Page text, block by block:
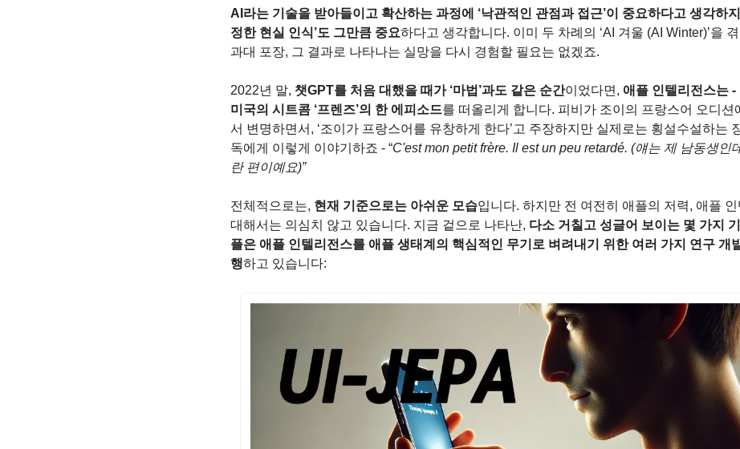
AI라는 기술을 받아들이고 확산하는 과정에 ‘낙관적인 관점과 접근’이 중요하다고 생각하
정한 현실 인식’도 그만큼 중요하다고 생각합니다. 이미 두 차례의 ‘AI 겨울 (AI Winter)’을
과대 포장, 그 결과로 나타나는 실망을 다시 경험할 필요는 없겠죠.
2022년 말, 챗GPT를 처음 대했을 때가 ‘마법’과도 같은 순간이었다면, 애플 인텔리전스는
미국의 시트콤 ‘프렌즈’의 한 에피소드를 떠올리게 합니다. 피비가 조이의 프랑스어 오디션
서 변명하면서, ‘조이가 프랑스어를 유창하게 한다’고 주장하지만 실제로는 횡설수설하는
독에게 이렇게 이야기하죠 - “C'est mon petit frère. Il est un peu retardé. (얘는 제 남동생인
란 편이예요)”
전체적으로는, 현재 기준으로는 아쉬운 모습입니다. 하지만 전 여전히 애플의 저력, 애플
대해서는 의심치 않고 있습니다. 지금 겉으로 나타난, 다소 거칠고 성글어 보이는 몇 가지
플은 애플 인텔리전스를 애플 생태계의 핵심적인 무기로 벼려내기 위한 여러 가지 연구 개
행하고 있습니다: